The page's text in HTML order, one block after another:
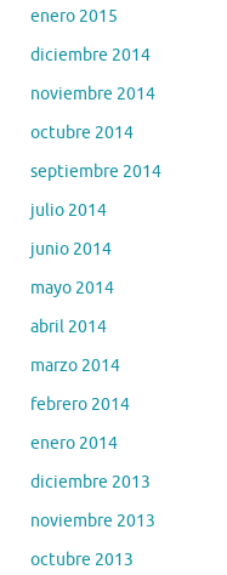
enero 2015
diciembre 2014
noviembre 2014
octubre 2014
septiembre 2014
julio 2014
junio 2014
mayo 2014
abril 2014
marzo 2014
febrero 2014
enero 2014
diciembre 2013
noviembre 2013
octubre 2013